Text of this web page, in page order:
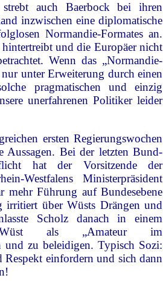
auch Baerbock bei ihren
inzwischen eine diplomatische
Normandie-Formates an.
und die Europäer nicht
Wenn das „Normandie-
unter Erweiterung durch einen
pragmatischen und einzig
unerfahrenen Politiker leider
ersten Regierungswochen
Bei der letzten Bund-
hat der Vorsitzende der
Westfalens Ministerpräsident
Führung auf Bundesebene
irritiert über Wüsts Drängen und
Scholz danach in einem
Wüst als „Amateur im
und zu beleidigen. Typisch Sozi:
Respekt einfordern und sich dann